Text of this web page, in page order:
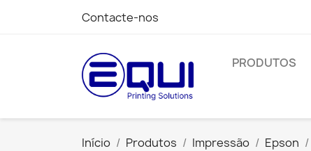
Contacte-nos
PRODUTOS
Início Produtos Impressão Epson